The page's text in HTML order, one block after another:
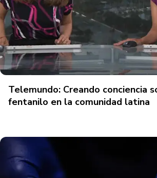
Telemundo: Creando conciencia
fentanilo en la comunidad latina